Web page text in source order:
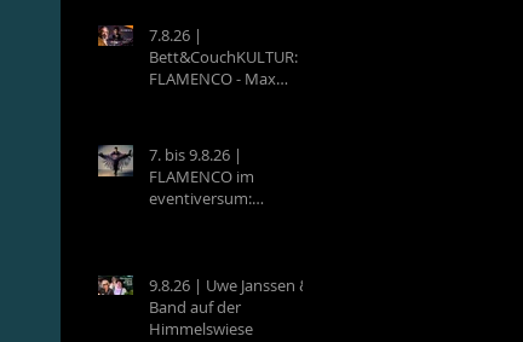
7.8.26 |
Bett&CouchKULTUR:
FLAMENCO - Max
(Mexico)
7. bis 9.8.26 |
FLAMENCO im
eventiversum:
Baile
9.8.26 | Uwe Janssen &
Band auf der
Himmelswiese